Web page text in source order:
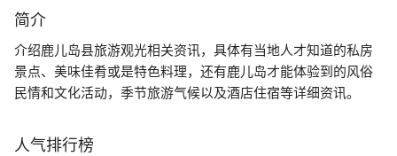
简介
介绍鹿儿岛县旅游观光相关资讯，具体有当地人才知道的私房
景点、美味佳肴或是特色料理，还有鹿儿岛才能体验到的风俗
民情和文化活动，季节旅游气候以及酒店住宿等详细资讯。
人气排行榜